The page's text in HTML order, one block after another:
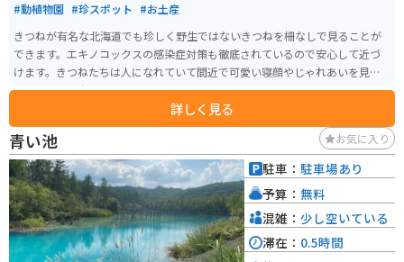
#動植物園 #珍スポット #お土産
きつねが有名な北海道でも珍しく野生ではないきつねを柵なしで見ることが
できます。エキノコックスの感染症対策も徹底されているので安心して近づ
けます。きつねたちは人になれていて間近で可愛い寝顔やじゃれあいを見せ
てくれます。自分の手でポストカードのような写真を撮影できるのがとても
詳しく見る
青い池 お気に入り
駐車： 駐車場あり
予算： 無料
混雑： 少し空いている
滞在： 0.5時間